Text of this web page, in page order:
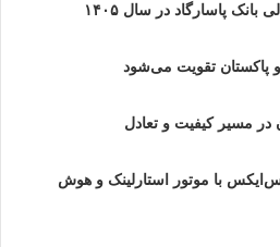
پاسارگاد در سال ۱۴۰۵
پاکستان تقویت می‌شود
در مسیر کیفیت و تعادل
با موتور استارلینک و هوش